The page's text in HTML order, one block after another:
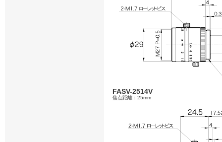
FASV-2514V
焦点距離：25mm